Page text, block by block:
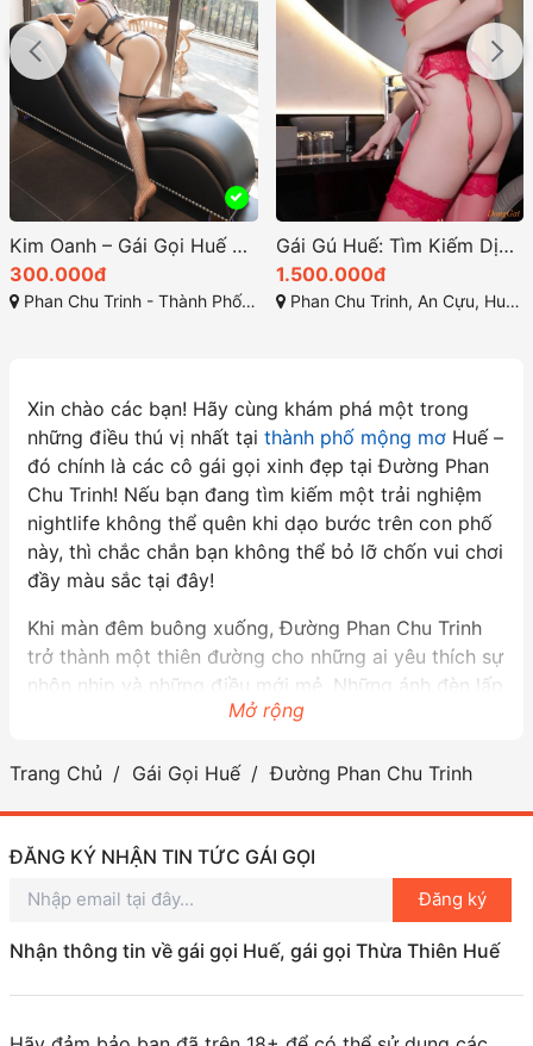
Kim Oanh – Gái Gọi Huế Giá Rẻ, Dịch Vụ Làm Tình Ngon
300.000đ
Phan Chu Trinh - Thành Phố Huế
Gái Gú Huế: Tìm Kiếm Dịch Vụ Tình Dục 2025 Tại TP Huế
1.500.000đ
Phan Chu Trinh, An Cựu, Huế, Thừa Thiên Huế
Xin chào các bạn! Hãy cùng khám phá một trong
những điều thú vị nhất tại thành phố mộng mơ Huế –
đó chính là các cô gái gọi xinh đẹp tại Đường Phan
Chu Trinh! Nếu bạn đang tìm kiếm một trải nghiệm
nightlife không thể quên khi dạo bước trên con phố
này, thì chắc chắn bạn không thể bỏ lỡ chốn vui chơi
đầy màu sắc tại đây!
Khi màn đêm buông xuống, Đường Phan Chu Trinh
trở thành một thiên đường cho những ai yêu thích sự
nhộn nhịp và những điều mới mẻ. Những ánh đèn lấp
lánh và không khí rộn ràng luôn thu hút đông đảo
nơi đây còn có nhiều cô gái gọi xinh đẹp, sẵn sàng
Nếu bạn đã quá quen thuộc với những quán bar hay
hộp đêm thông thường, thì tại Huế, bạn sẽ được trải
đẹp mà còn thông minh, duyên dáng và biết cách
làm cho buổi tối của bạn trở nên hoàn hảo hơn bao
Mở rộng
Trang Chủ Gái Gọi Huế Đường Phan Chu Trinh
ĐĂNG KÝ NHẬN TIN TỨC GÁI GỌI
Đăng ký
Nhận thông tin về gái gọi Huế, gái gọi Thừa Thiên Huế